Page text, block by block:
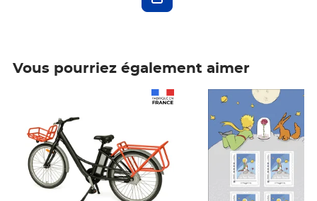
Vous pourriez également aimer
Prix 7,50€